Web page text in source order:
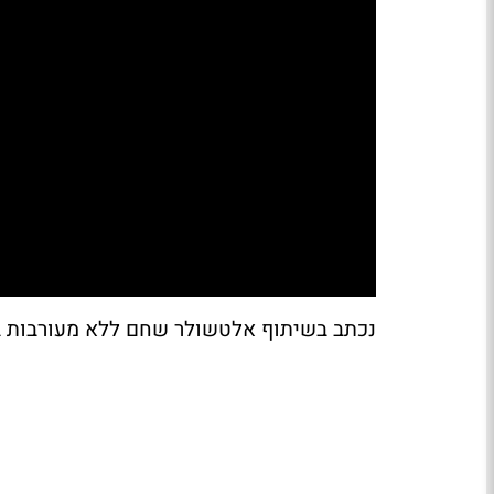
נכתב בשיתוף אלטשולר שחם ללא מעורבות